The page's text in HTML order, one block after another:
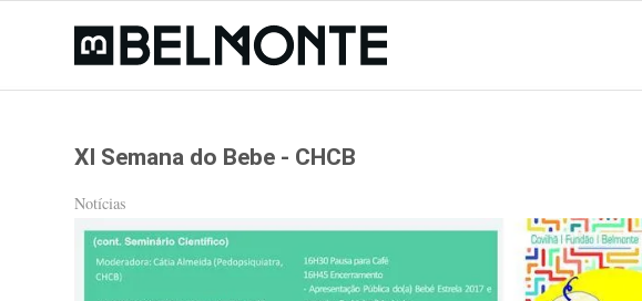
XI Semana do Bebe - CHCB
Notícias